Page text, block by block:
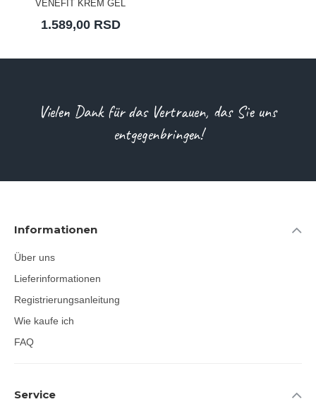
VENEFIT KREM GEL
1.589,00 RSD
Vielen Dank für das Vertrauen, das Sie uns
entgegenbringen!
Informationen
Über uns
Lieferinformationen
Registrierungsanleitung
Wie kaufe ich
FAQ
Service